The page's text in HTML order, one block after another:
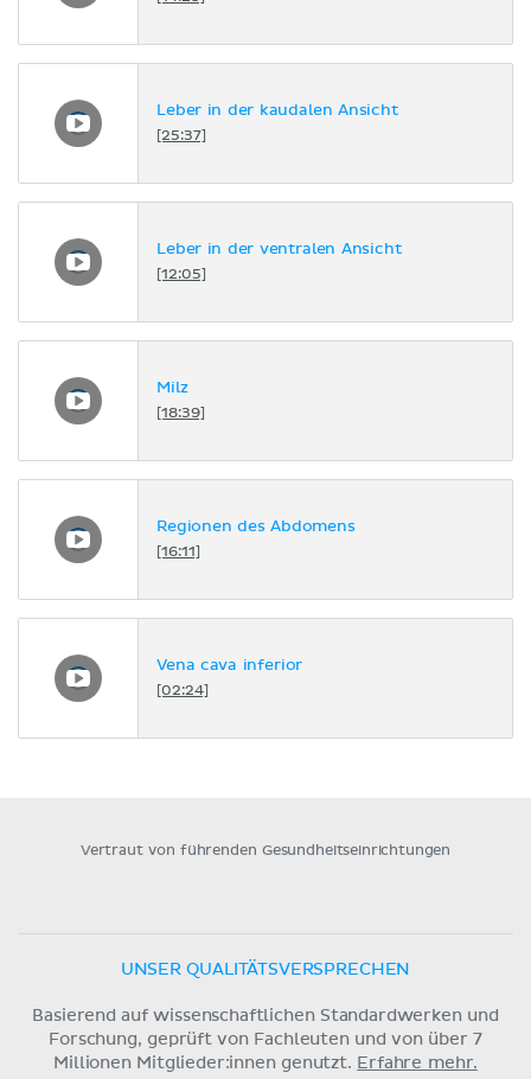
Leber in der kaudalen Ansicht
[25:37]
Leber in der ventralen Ansicht
[12:05]
Milz
[18:39]
Regionen des Abdomens
[16:11]
Vena cava inferior
[02:24]
Vertraut von führenden Gesundheitseinrichtungen
UNSER QUALITÄTSVERSPRECHEN
Basierend auf wissenschaftlichen Standardwerken und
Forschung, geprüft von Fachleuten und von über 7
Millionen Mitglieder:innen genutzt. Erfahre mehr.